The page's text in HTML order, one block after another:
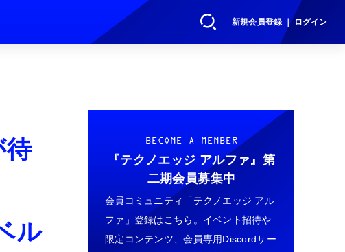
新規会員登録 ｜ ログイン
待
ル
BECOME A MEMBER
『テクノエッジ アルファ』 第
二期会員募集中
会員コミュニティ「テクノエッジ アル
ファ」登録はこちら。イベント招待や
限定コンテンツ、会員専用Discordサー